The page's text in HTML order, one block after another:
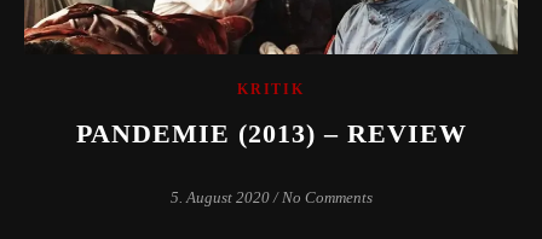
KRITIK
PANDEMIE (2013) – REVIEW
5. August 2020 / No Comments